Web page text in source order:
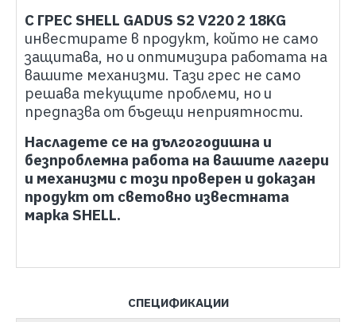
С ГРЕС SHELL GADUS S2 V220 2 18KG
инвестирате в продукт, който не само
защитава, но и оптимизира работата на
вашите механизми. Тази грес не само
решава текущите проблеми, но и
предпазва от бъдещи неприятности.
Насладете се на дългогодишна и
безпроблемна работа на вашите лагери
и механизми с този проверен и доказан
продукт от световно известната
марка SHELL.
СПЕЦИФИКАЦИИ